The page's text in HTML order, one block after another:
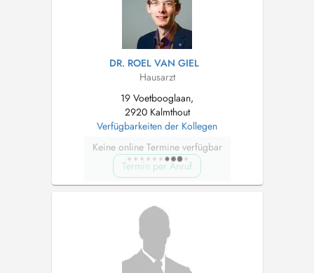
DR. ROEL VAN GIEL
Hausarzt
19 Voetbooglaan,
2920 Kalmthout
Verfügbarkeiten der Kollegen
Keine online Termine verfügbar
Termin per Anruf